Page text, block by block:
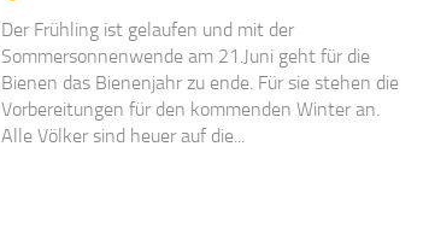
Der Frühling ist gelaufen und mit der
Sommersonnenwende am 21.Juni geht für die
Bienen das Bienenjahr zu ende. Für sie stehen die
Vorbereitungen für den kommenden Winter an.
Alle Völker sind heuer auf die...